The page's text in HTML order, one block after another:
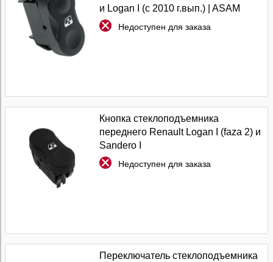
и Logan I (с 2010 г.вып.) | ASAM
Недоступен для заказа
Кнопка стеклоподъемника
переднего Renault Logan I (faza 2) и
Sandero I
Недоступен для заказа
Переключатель стеклоподъемника